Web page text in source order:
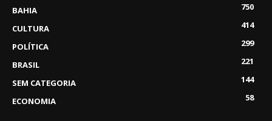
BAHIA
750
CULTURA
414
POLÍTICA
299
BRASIL
221
SEM CATEGORIA
144
ECONOMIA
58